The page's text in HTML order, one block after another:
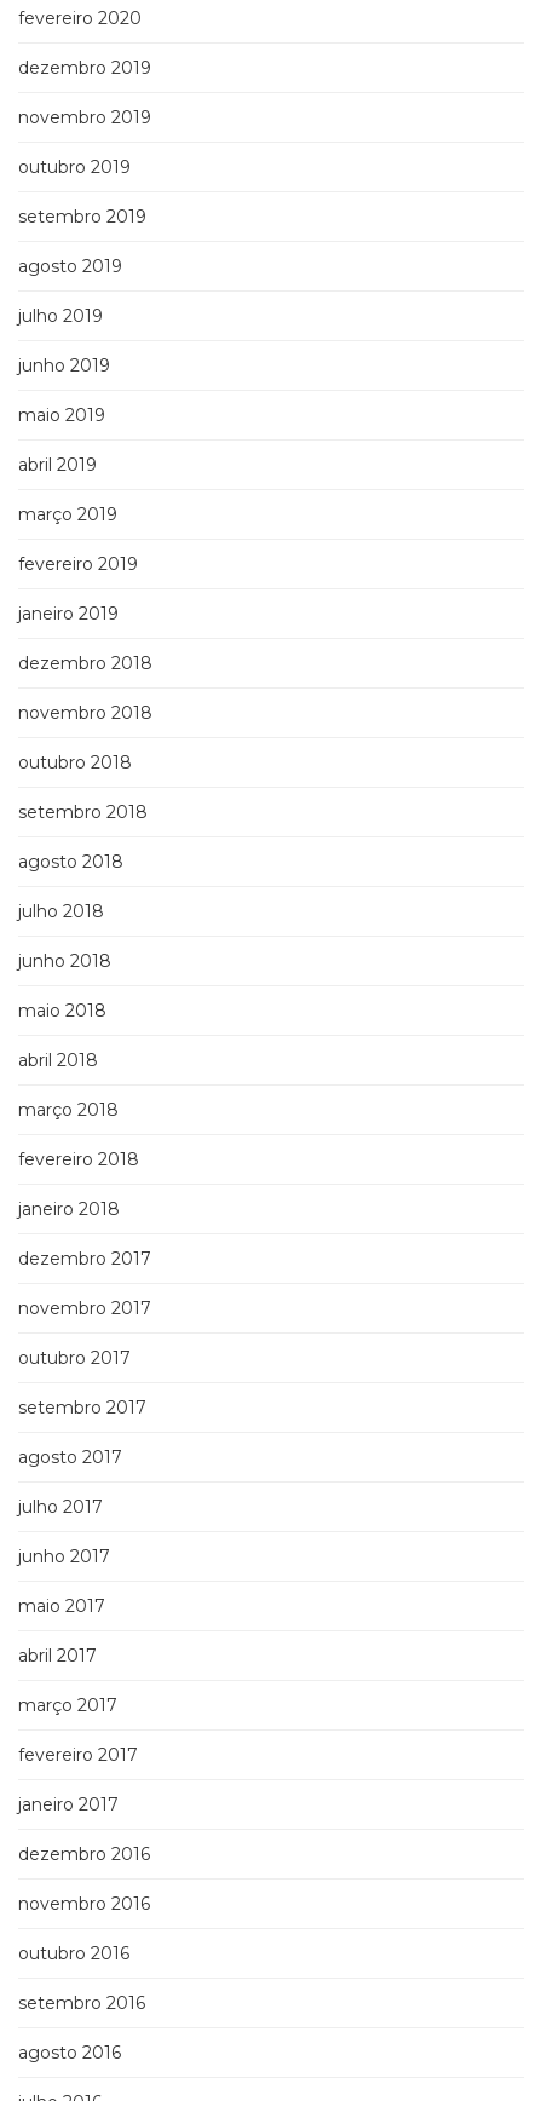
fevereiro 2020
dezembro 2019
novembro 2019
outubro 2019
setembro 2019
agosto 2019
julho 2019
junho 2019
maio 2019
abril 2019
março 2019
fevereiro 2019
janeiro 2019
dezembro 2018
novembro 2018
outubro 2018
setembro 2018
agosto 2018
julho 2018
junho 2018
maio 2018
abril 2018
março 2018
fevereiro 2018
janeiro 2018
dezembro 2017
novembro 2017
outubro 2017
setembro 2017
agosto 2017
julho 2017
junho 2017
maio 2017
abril 2017
março 2017
fevereiro 2017
janeiro 2017
dezembro 2016
novembro 2016
outubro 2016
setembro 2016
agosto 2016